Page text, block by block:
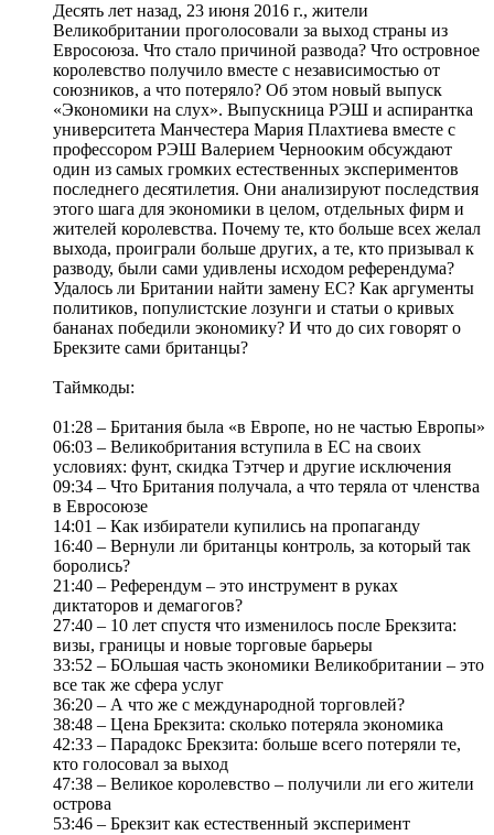
Десять лет назад, 23 июня 2016 г., жители
Великобритании проголосовали за выход страны из
Евросоюза. Что стало причиной развода? Что островное
королевство получило вместе с независимостью от
союзников, а что потеряло? Об этом новый выпуск
«Экономики на слух». Выпускница РЭШ и аспирантка
университета Манчестера Мария Плахтиева вместе с
профессором РЭШ Валерием Чернооким обсуждают
один из самых громких естественных экспериментов
последнего десятилетия. Они анализируют последствия
этого шага для экономики в целом, отдельных фирм и
жителей королевства. Почему те, кто больше всех желал
выхода, проиграли больше других, а те, кто призывал к
разводу, были сами удивлены исходом референдума?
Удалось ли Британии найти замену ЕС? Как аргументы
политиков, популистские лозунги и статьи о кривых
бананах победили экономику? И что до сих говорят о
Брекзите сами британцы?
Таймкоды:
01:28 – Британия была «в Европе, но не частью Европы»
06:03 – Великобритания вступила в ЕС на своих
условиях: фунт, скидка Тэтчер и другие исключения
09:34 – Что Британия получала, а что теряла от членства
в Евросоюзе
14:01 – Как избиратели купились на пропаганду
16:40 – Вернули ли британцы контроль, за который так
боролись?
21:40 – Референдум – это инструмент в руках
диктаторов и демагогов?
27:40 – 10 лет спустя что изменилось после Брекзита:
визы, границы и новые торговые барьеры
33:52 – БОльшая часть экономики Великобритании – это
все так же сфера услуг
36:20 – А что же с международной торговлей?
38:48 – Цена Брекзита: сколько потеряла экономика
42:33 – Парадокс Брекзита: больше всего потеряли те,
кто голосовал за выход
47:38 – Великое королевство – получили ли его жители
острова
53:46 – Брекзит как естественный эксперимент